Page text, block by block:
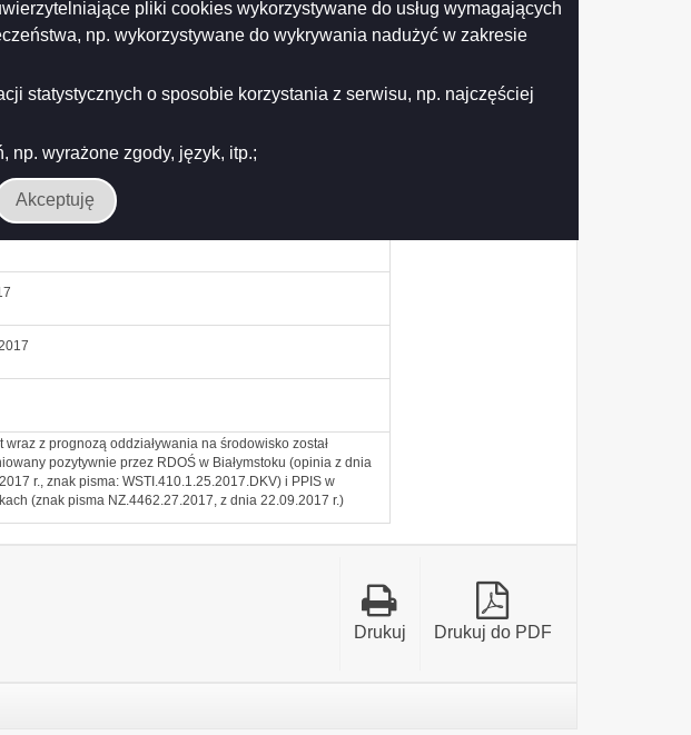
pliki cookies wykorzystywane do usług wymagających
np. wykorzystywane do wykrywania nadużyć w zakresie
statystycznych o sposobie korzystania z serwisu, np. najczęściej
np. wyrażone zgody, język, itp.;
Akceptuję
ul. Mickiewicza 1, 16-400 Suwałki,
wraz z prognozą oddziaływania na środowisko został
pozytywnie przez RDOŚ w Białymstoku (opinia z dnia
r., znak pisma: WSTI.410.1.25.2017.DKV) i PPIS w
(znak pisma NZ.4462.27.2017, z dnia 22.09.2017 r.)
Drukuj do PDF
Drukuj